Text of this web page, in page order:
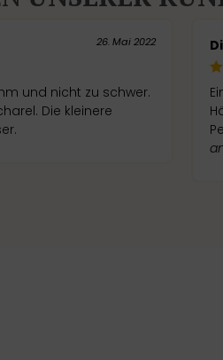
26. Mai 2022
und nicht zu schwer.
Die kleinere